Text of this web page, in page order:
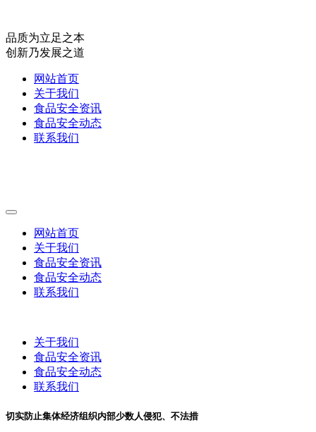
品质为立足之本
创新乃发展之道
网站首页
关于我们
食品安全资讯
食品安全动态
联系我们
网站首页
关于我们
食品安全资讯
食品安全动态
联系我们
关于我们
食品安全资讯
食品安全动态
联系我们
切实防止集体经济组织内部少数人侵犯、不法措